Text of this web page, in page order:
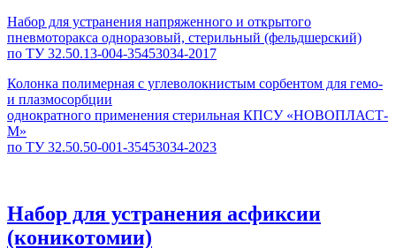
Набор для устранения напряженного и открытого
пневмоторакса одноразовый, стерильный (фельдшерский)
по ТУ 32.50.13-004-35453034-2017
Колонка полимерная с углеволокнистым сорбентом для гемо-
и плазмосорбции
однократного применения стерильная КПСУ «НОВОПЛАСТ-
М»
по ТУ 32.50.50-001-35453034-2023
Набор для устранения асфиксии
(коникотомии)